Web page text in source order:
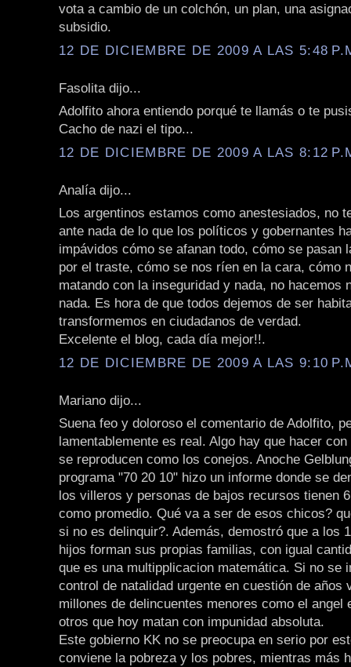
vota a cambio de un colchón, un plan, una
subsidio.
12 DE DICIEMBRE DE 2009 A LAS 5:48
Fasolita dijo...
Adolfito ahora entiendo porqué te llamás o te
Cacho de nazi el tipo...
12 DE DICIEMBRE DE 2009 A LAS 8:12
Analía dijo...
Los argentinos estamos como anestesiados, no
ante nada de lo que los políticos y gobernantes
impávidos cómo se afanan todo, cómo se pasan
por el traste, cómo se nos ríen en la cara, cómo
matando con la inseguridad y nada, no hacemos
nada. Es hora de que todos dejemos de ser
transformemos en ciudadanos de verdad.
Excelente el blog, cada día mejor!!.
12 DE DICIEMBRE DE 2009 A LAS 9:10
Mariano dijo...
Suena feo y doloroso el comentario de Adolfito,
lamentablemente es real. Algo hay que hacer
se reproducen como los conejos. Anoche
programa "70 20 10" hizo un informe donde se
los villeros y personas de bajos recursos tienen
como promedio. Qué va a ser de esos chicos?
si no es delinquir?. Además, demostró que a los
hijos forman sus propias familias, con igual
que es una multipplicacion matemática. Si no se
control de natalidad urgente en cuestión de años
millones de delincuentes menores como el angel
otros que hoy matan con impunidad absoluta.
Este gobierno KK no se preocupa en serio por
conviene la pobreza y los pobres, mientras más